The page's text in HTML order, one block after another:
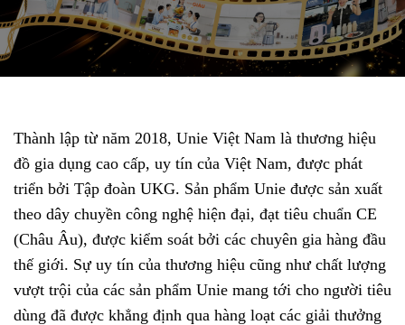
Thành lập từ năm 2018, Unie Việt Nam là thương hiệu
đồ gia dụng cao cấp, uy tín của Việt Nam, được phát
triển bởi Tập đoàn UKG. Sản phẩm Unie được sản xuất
theo dây chuyền công nghệ hiện đại, đạt tiêu chuẩn CE
(Châu Âu), được kiểm soát bởi các chuyên gia hàng đầu
thế giới. Sự uy tín của thương hiệu cũng như chất lượng
vượt trội của các sản phẩm Unie mang tới cho người tiêu
dùng đã được khẳng định qua hàng loạt các giải thưởng